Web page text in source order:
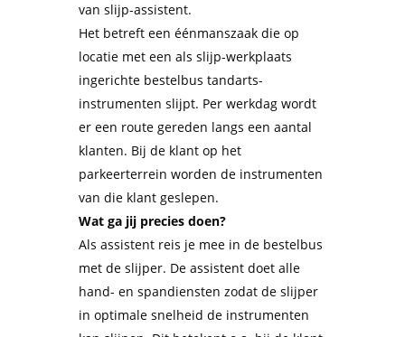
van slijp-assistent.
Het betreft een éénmanszaak die op
locatie met een als slijp-werkplaats
ingerichte bestelbus tandarts-
instrumenten slijpt. Per werkdag wordt
er een route gereden langs een aantal
klanten. Bij de klant op het
parkeerterrein worden de instrumenten
van die klant geslepen.
Wat ga jij precies doen?
Alsassistent reis je mee in de bestelbus
met de slijper. Deassistent doet alle
hand- en spandiensten zodat de slijper
in optimale snelheid de instrumenten